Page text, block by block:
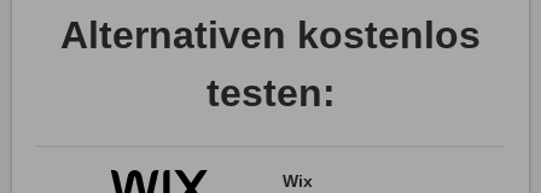
Alternativen kostenlos
testen:
Wix